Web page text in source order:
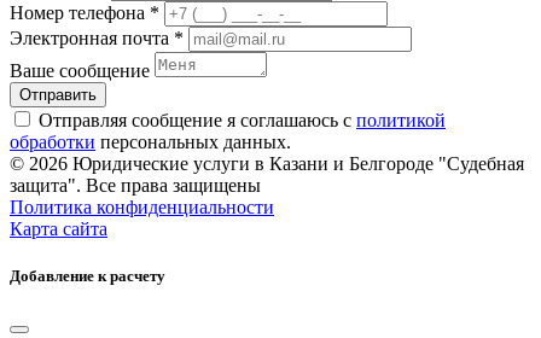
Номер телефона *
Электронная почта *
Ваше сообщение
Отправить
Отправляя сообщение я соглашаюсь с политикой
обработки персональных данных.
© 2026 Юридические услуги в Казани и Белгороде "Судебная
защита". Все права защищены
Политика конфиденциальности
Карта сайта
Добавление к расчету